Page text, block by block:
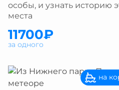
особы, и узнать историю
места
11700₽
за одного
на